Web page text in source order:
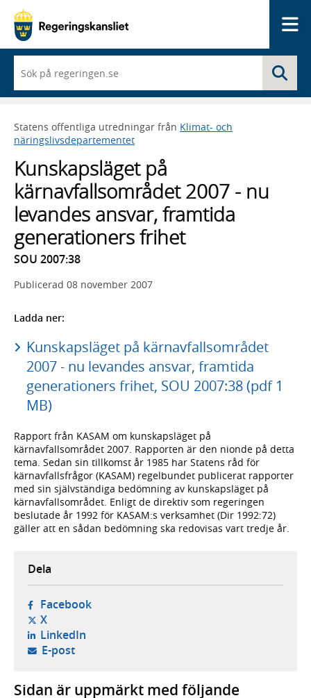
du
börjar
skriva
framträder
en
med
sökförslag
Statens offentliga utredningar från Klimat- och
näringslivsdepartementet
Kunskapsläget på
kärnavfallsområdet 2007 - nu
levandes ansvar, framtida
generationers frihet
SOU 2007:38
Publicerad 08 november 2007
Ladda ner:
Kunskapsläget på kärnavfallsområdet
2007 - nu levandes ansvar, framtida
generationers frihet, SOU 2007:38 (pdf 1
MB)
Rapport från KASAM om kunskapsläget på
kärnavfallsområdet 2007. Rapporten är den nionde på detta
tema. Sedan sin tillkomst år 1985 har Statens råd för
kärnavfallsfrågor (KASAM) regelbundet publicerat rapporter
med sin självständiga bedömning av kunskapsläget på
kärnavfallsområdet. Enligt de direktiv som regeringen
beslutade år 1992 för KASAM:s verksamhet (Dir 1992:72)
gäller att en sådan bedömning ska redovisas vart tredje år.
Dela
Facebook- öppnas i ny flik, extern webbplats,
X- öppnas i ny flik, extern webbplats,
LinkedIn- öppnas i ny flik, extern webbplats,
E-post- öppnar din e-postklient,
Sidan är uppmärkt med följande